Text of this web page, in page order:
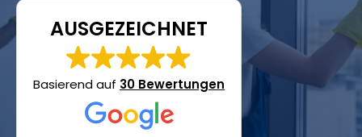
AUSGEZEICHNET
Basierend auf 30 Bewertungen